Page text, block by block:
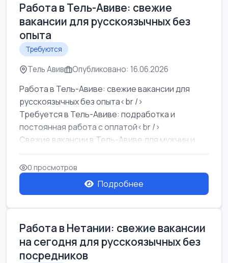
Работа в Тель-Авиве: свежие
вакансии для русскоязычных без
опыта
Требуются
Тель Авив Опубликовано: 16.06.2026
Работа в Тель-Авиве: свежие вакансии для
русскоязычных без опыта<br />
Требуется в Тель-Авиве: подработка и
постоянная работа с оплатой<br />
Свежие вакансии в Тель-Авиве для мужчин и
женщин от хозя...
0 просмотров
Подробнее
Работа в Нетании: свежие вакансии
на сегодня для русскоязычных без
посредников